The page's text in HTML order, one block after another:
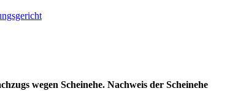
wegen Scheinehe. Nachweis der Scheinehe